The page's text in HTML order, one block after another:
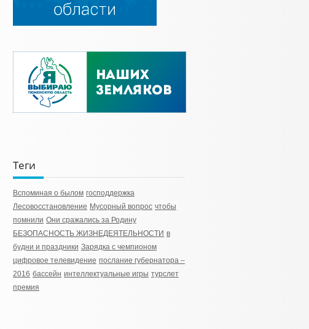
Теги
Вспоминая о былом господдержка
Лесовосстановление Мусорный вопрос чтобы
помнили Они сражались за Родину
БЕЗОПАСНОСТЬ ЖИЗНЕДЕЯТЕЛЬНОСТИ в
будни и праздники Зарядка с чемпионом
цифровое телевидение послание губернатора –
2016 бассейн интеллектуальные игры турслет
премия